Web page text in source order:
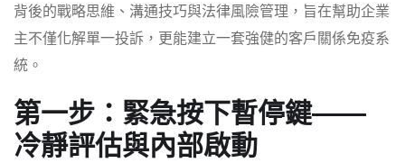
背後的戰略思維、溝通技巧與法律風險管理，旨在幫助企業
主不僅化解單一投訴，更能建立一套強健的客戶關係免疫系
統。
第一步：緊急按下暫停鍵——
冷靜評估與內部啟動